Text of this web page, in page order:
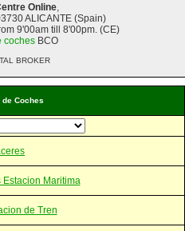
Coches
Maritima
de Tren
Online,
ALICANTE (Spain)
9'00am till 8'00pm. (CE)
coches BCO
BROKER